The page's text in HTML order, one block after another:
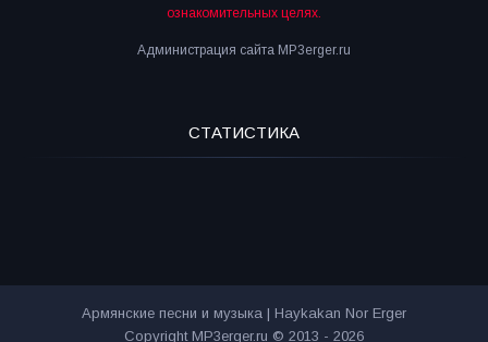
ознакомительных целях.
Администрация сайта MP3erger.ru
СТАТИСТИКА
Армянские песни и музыка | Haykakan Nor Erger
Copyright MP3erger.ru © 2013 - 2026